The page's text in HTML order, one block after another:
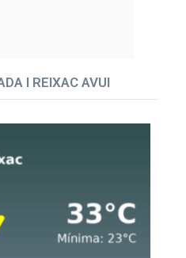
I REIXAC AVUI